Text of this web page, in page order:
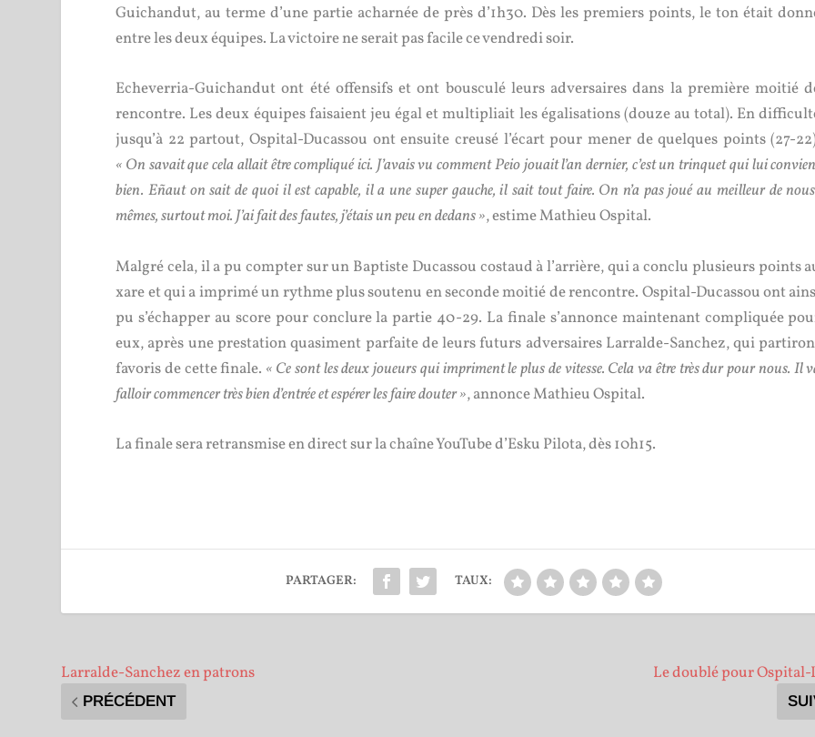
Guichandut, au terme d’une partie acharnée de près d’1h30. Dès les premiers points, le ton était
entre les deux équipes. La victoire ne serait pas facile ce vendredi soir.
Echeverria-Guichandut ont été offensifs et ont bousculé leurs adversaires dans la première moitié
rencontre. Les deux équipes faisaient jeu égal et multipliait les égalisations (douze au total). En
jusqu’à 22 partout, Ospital-Ducassou ont ensuite creusé l’écart pour mener de quelques points (27-
« On savait que cela allait être compliqué ici. J’avais vu comment Peio jouait l’an dernier, c’est un trinquet qui lui
bien. Eñaut on sait de quoi il est capable, il a une super gauche, il sait tout faire. On n’a pas joué au meilleur de
mêmes, surtout moi. J’ai fait des fautes, j’étais un peu en dedans », estime Mathieu Ospital.
Malgré cela, il a pu compter sur un Baptiste Ducassou costaud à l’arrière, qui a conclu plusieurs points
xare et qui a imprimé un rythme plus soutenu en seconde moitié de rencontre. Ospital-Ducassou ont
pu s’échapper au score pour conclure la partie 40-29. La finale s’annonce maintenant compliquée
eux, après une prestation quasiment parfaite de leurs futurs adversaires Larralde-Sanchez, qui
favoris de cette finale. « Ce sont les deux joueurs qui impriment le plus de vitesse. Cela va être très dur pour nous. Il
falloir commencer très bien d’entrée et espérer les faire douter », annonce Mathieu Ospital.
La finale sera retransmise en direct sur la chaîne YouTube d’Esku Pilota, dès 10h15.
PARTAGER: TAUX:
Larralde-Sanchez en patrons
PRÉCÉDENT
Le doublé pour Ospital-